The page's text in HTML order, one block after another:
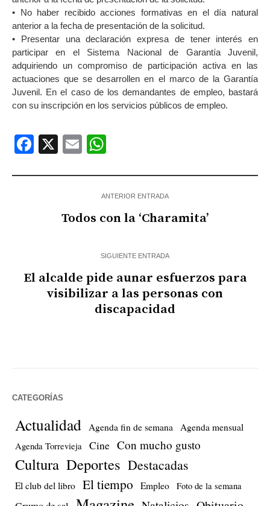
• No haber recibido acciones formativas en el día natural
anterior a la fecha de presentación de la solicitud.
• Presentar una declaración expresa de tener interés en
participar en el Sistema Nacional de Garantía Juvenil,
adquiriendo un compromiso de participación activa en las
actuaciones que se desarrollen en el marco de la Garantía
Juvenil. En el caso de los demandantes de empleo, bastará
con su inscripción en los servicios públicos de empleo.
Facebook
X Email
ANTERIOR ENTRADA
Todos con la ‘Charamita’
SIGUIENTE ENTRADA
El alcalde pide aunar esfuerzos para
visibilizar a las personas con
discapacidad
CATEGORÍAS
Actualidad Agenda fin de semana Agenda mensual
Agenda Torrevieja Cine Con mucho gusto
Cultura Deportes Destacadas
El club del libro El tiempo Empleo Foto de la semana